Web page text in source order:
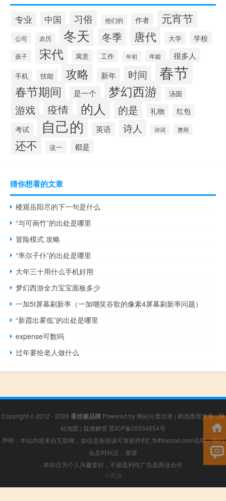
专业 中国 习俗 他们的 作者 元宵节
公司 农历 冬天 冬季 唐代 大学 学校
孩子 宋代 寓意 工作 年初 年龄 很多人
手机 技能 攻略 新年 时间 春节
春节期间 是一个 梦幻西游 汤圆
游戏 疫情 的人 的是 礼物
红包
考试
自己的 英语 诗人 诗词 费用
还不 这一 都是
猜你想看的文章
楼观岳阳尽的下一句是什么
“与可画竹”的出处是哪里
冒险模式 攻略
“率尔子仆”的出处是哪里
大年三十用什么手机好用
梦幻西游全力宝宝面板多少
一加5t屏幕刷新率（一加嘲笑谷歌的像素4屏幕刷新率问题）
“新霞出雾低”的出处是哪里
expense可数吗
过年要给老人做什么
Copyright © 2012 - 2026 蚕丝被品牌 Powered by 网站分类目录 | 精选推荐文章|网
站地图 | 疑难解答 苏ICP备05034554号
声明：本站内容来自互联网，如信息有错误可发邮件到f_fb#foxmail.com说明，我们
会及时纠正，谢谢
本站仅为个人兴趣爱好，不接盈利性广告及商业合作
小男孩